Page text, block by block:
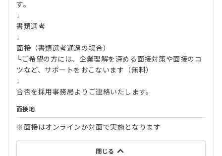
す。
↓
書類選考
↓
面接（書類選考通過の場合）
└ご希望の方には、企業理解を深める面接対策や面接のコ
ツなど、サポートをおこないます（無料）
↓
合否を採用事務局よりご連絡いたします。
面接地
※面接はオンラインか対面で実施となります
閉じる